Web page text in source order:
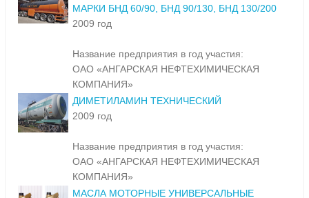
МАРКИ БНД 60/90, БНД 90/130, БНД 130/200
2009 год
Название предприятия в год участия:
ОАО «АНГАРСКАЯ НЕФТЕХИМИЧЕСКАЯ
КОМПАНИЯ»
ДИМЕТИЛАМИН ТЕХНИЧЕСКИЙ
2009 год
Название предприятия в год участия:
ОАО «АНГАРСКАЯ НЕФТЕХИМИЧЕСКАЯ
КОМПАНИЯ»
МАСЛА МОТОРНЫЕ УНИВЕРСАЛЬНЫЕ